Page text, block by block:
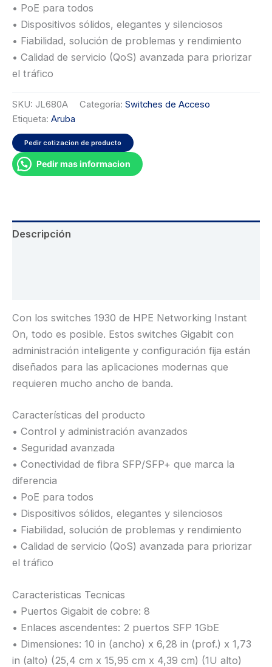
• PoE para todos
• Dispositivos sólidos, elegantes y silenciosos
• Fiabilidad, solución de problemas y rendimiento
• Calidad de servicio (QoS) avanzada para priorizar
el tráfico
SKU: JL680A Categoría: Switches de Acceso
Etiqueta: Aruba
Pedir cotizacion de producto
Pedir mas informacion
Descripción
Con los switches 1930 de HPE Networking Instant
On, todo es posible. Estos switches Gigabit con
administración inteligente y configuración fija están
diseñados para las aplicaciones modernas que
requieren mucho ancho de banda.
Características del producto
• Control y administración avanzados
• Seguridad avanzada
• Conectividad de fibra SFP/SFP+ que marca la
diferencia
• PoE para todos
• Dispositivos sólidos, elegantes y silenciosos
• Fiabilidad, solución de problemas y rendimiento
• Calidad de servicio (QoS) avanzada para priorizar
el tráfico
Caracteristicas Tecnicas
• Puertos Gigabit de cobre: 8
• Enlaces ascendentes: 2 puertos SFP 1GbE
• Dimensiones: 10 in (ancho) x 6,28 in (prof.) x 1,73
in (alto) (25,4 cm x 15,95 cm x 4,39 cm) (1U alto)